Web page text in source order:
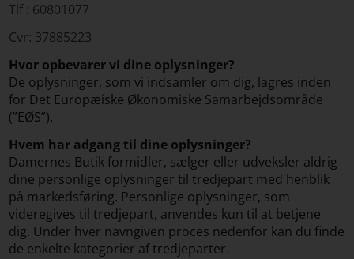
Tlf : 60801077
Cvr: 37885223
Hvor opbevarer vi dine oplysninger?
De oplysninger, som vi indsamler om dig, lagres inden
for Det Europæiske Økonomiske Samarbejdsområde
(”EØS”).
Hvem har adgang til dine oplysninger?
Damernes Butik formidler, sælger eller udveksler aldrig
dine personlige oplysninger til tredjepart med henblik
på markedsføring. Personlige oplysninger, som
videregives til tredjepart, anvendes kun til at betjene
dig. Under hver navngiven proces nedenfor kan du finde
de enkelte kategorier af tredjeparter.